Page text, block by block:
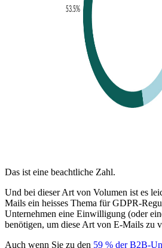
Das ist eine beachtliche Zahl.
Und bei dieser Art von Volumen ist es
Mails ein heisses Thema für GDPR-
Unternehmen eine Einwilligung (oder
benötigen, um diese Art von E-Mails zu
Auch wenn Sie zu den 59 % der B2B-